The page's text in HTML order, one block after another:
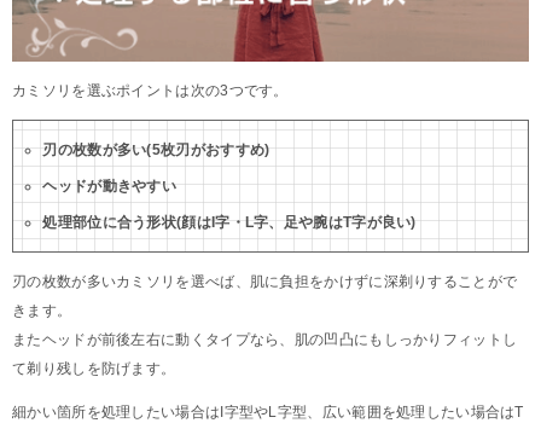
カミソリを選ぶポイントは次の3つです。
刃の枚数が多い(5枚刃がおすすめ)
ヘッドが動きやすい
処理部位に合う形状(顔はI字・L字、足や腕はT字が良い)
刃の枚数が多いカミソリを選べば、肌に負担をかけずに深剃りすることがで
きます。
またヘッドが前後左右に動くタイプなら、肌の凹凸にもしっかりフィットし
て剃り残しを防げます。
細かい箇所を処理したい場合はI字型やL字型、広い範囲を処理したい場合はT